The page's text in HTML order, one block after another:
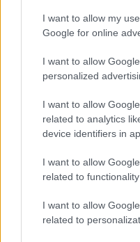
I want to allow my
Google for online
I want to allow
personalized
I want to allow
related to analytics
device identifiers in
I want to allow
related to
I want to allow
related to
Άνευ προηγουμένου τα